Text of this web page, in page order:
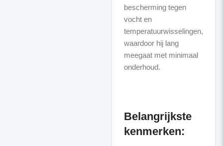
bescherming tegen
vocht en
temperatuurwisselingen,
waardoor hij lang
meegaat met minimaal
onderhoud.
Belangrijkste
kenmerken: